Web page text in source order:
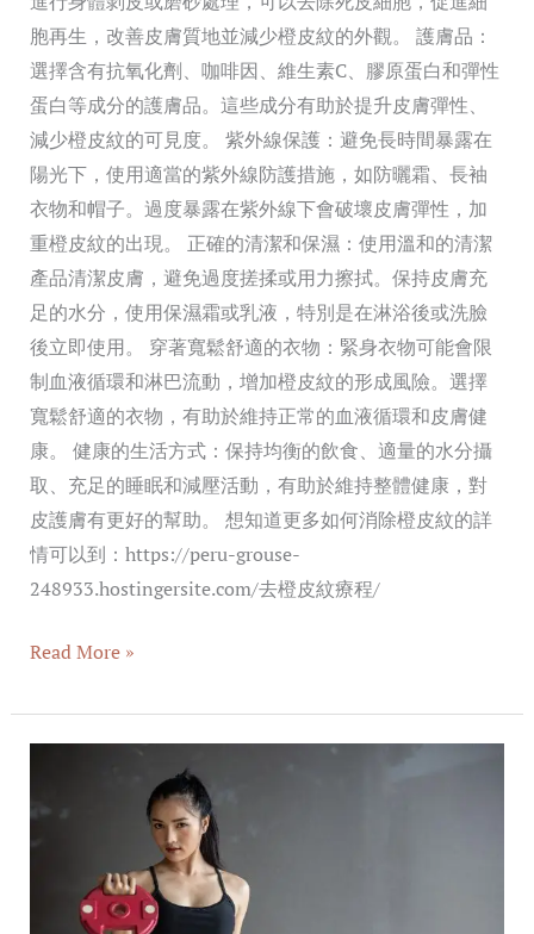
胞再生，改善皮膚質地並減少橙皮紋的外觀。 護膚品：
選擇含有抗氧化劑、咖啡因、維生素C、膠原蛋白和彈性
蛋白等成分的護膚品。這些成分有助於提升皮膚彈性、
減少橙皮紋的可見度。 紫外線保護：避免長時間暴露在
陽光下，使用適當的紫外線防護措施，如防曬霜、長袖
衣物和帽子。過度暴露在紫外線下會破壞皮膚彈性，加
重橙皮紋的出現。 正確的清潔和保濕：使用溫和的清潔
產品清潔皮膚，避免過度搓揉或用力擦拭。保持皮膚充
足的水分，使用保濕霜或乳液，特別是在淋浴後或洗臉
後立即使用。 穿著寬鬆舒適的衣物：緊身衣物可能會限
制血液循環和淋巴流動，增加橙皮紋的形成風險。選擇
寬鬆舒適的衣物，有助於維持正常的血液循環和皮膚健
康。 健康的生活方式：保持均衡的飲食、適量的水分攝
取、充足的睡眠和減壓活動，有助於維持整體健康，對
皮護膚有更好的幫助。 想知道更多如何消除橙皮紋的詳
情可以到：https://peru-grouse-
248933.hostingersite.com/去橙皮紋療程/
Read More »
橙